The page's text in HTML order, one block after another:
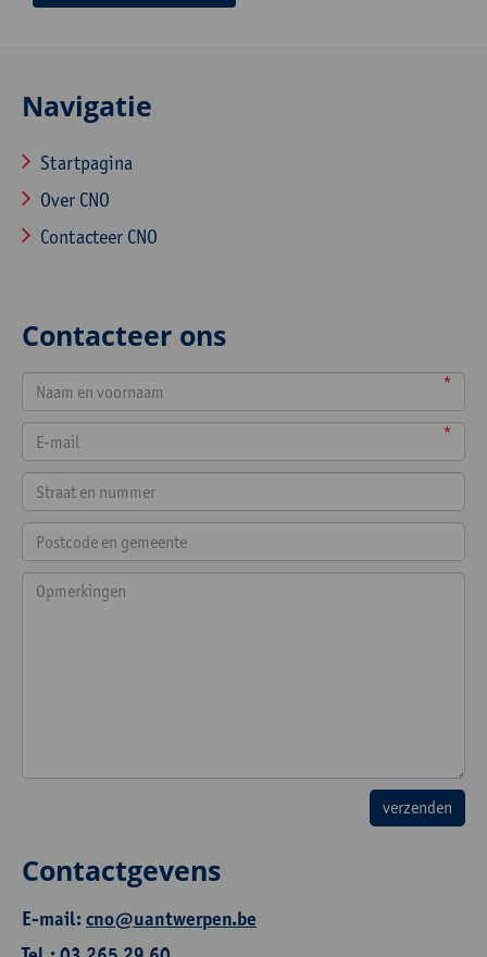
Navigatie
Startpagina
Over CNO
Contacteer CNO
Contacteer ons
*
*
Contactgevens
E-mail:cno@uantwerpen.be